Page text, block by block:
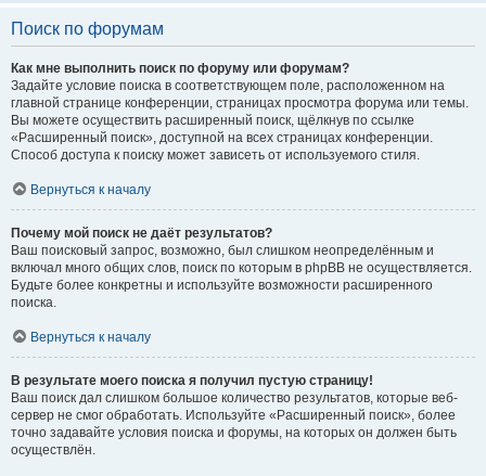
Поиск по форумам
Как мне выполнить поиск по форуму или форумам?
Задайте условие поиска в соответствующем поле, расположенном на
главной странице конференции, страницах просмотра форума или темы.
Вы можете осуществить расширенный поиск, щёлкнув по ссылке
«Расширенный поиск», доступной на всех страницах конференции.
Способ доступа к поиску может зависеть от используемого стиля.
Вернуться к началу
Почему мой поиск не даёт результатов?
Ваш поисковый запрос, возможно, был слишком неопределённым и
включал много общих слов, поиск по которым в phpBB не осуществляется.
Будьте более конкретны и используйте возможности расширенного
поиска.
Вернуться к началу
В результате моего поиска я получил пустую страницу!
Ваш поиск дал слишком большое количество результатов, которые веб-
сервер не смог обработать. Используйте «Расширенный поиск», более
точно задавайте условия поиска и форумы, на которых он должен быть
осуществлён.